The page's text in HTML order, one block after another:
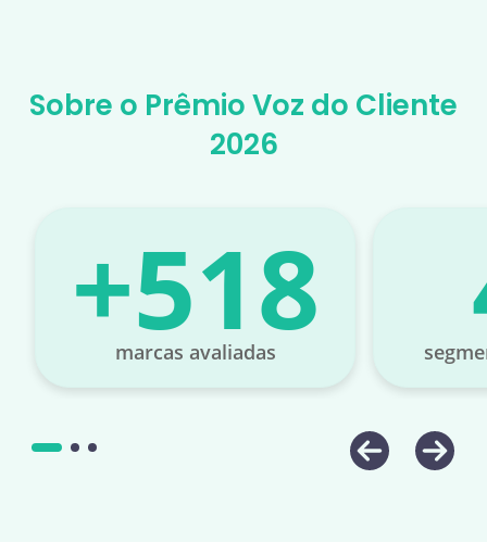
Sobre o Prêmio Voz do Cliente
2026
+624
marcas avaliadas